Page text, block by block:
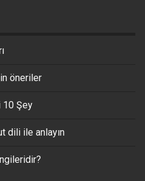
öneriler
10 Şey
dili ile anlayın